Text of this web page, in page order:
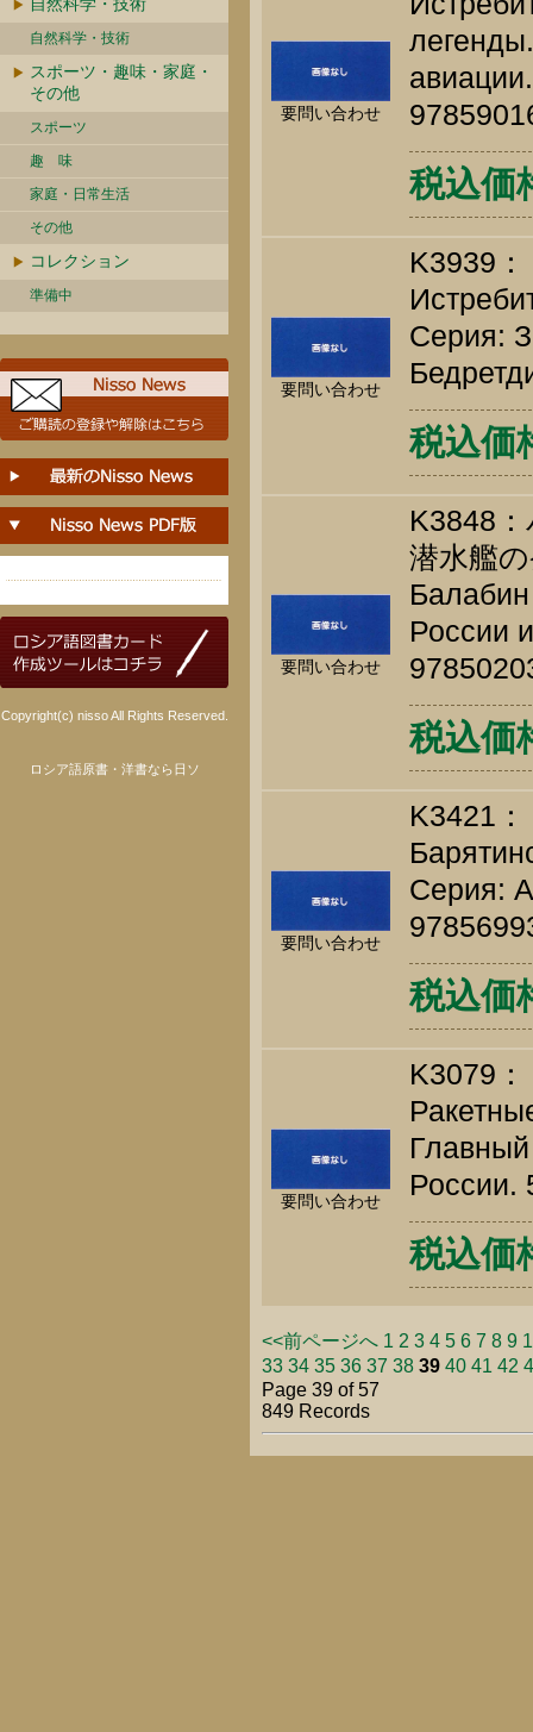
自然科学・技術
スポーツ・趣味・家庭・
その他
スポーツ
趣 味
家庭・日常生活
その他
コレクション
準備中
Copyright(c) nisso All Rights Reserved.
ロシア語原書・洋書なら日ソ
要問い合わせ
税込価
要問い合わせ
K3939：
Серия:
税込価
要問い合わせ
K3848
潜水艦
России
税込価
要問い合わせ
K3421：
Серия:
税込価
要問い合わせ
K3079：
России.
税込価
<<前ページへ 1 2 3 4 5 6 7 8 9
33 34 35 36 37 38 39 40 41 42
Page 39 of 57
849 Records